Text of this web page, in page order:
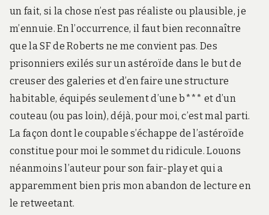
un fait, si la chose n’est pas réaliste ou plausible, je
m’ennuie. En l’occurrence, il faut bien reconnaître
que la SF de Roberts ne me convient pas. Des
prisonniers exilés sur un astéroïde dans le but de
creuser des galeries et d’en faire une structure
habitable, équipés seulement d’une b*** et d’un
couteau (ou pas loin), déjà, pour moi, c’est mal parti.
La façon dont le coupable s’échappe de l’astéroïde
constitue pour moi le sommet du ridicule. Louons
néanmoins l’auteur pour son fair-play et qui a
apparemment bien pris mon abandon de lecture en
le retweetant.